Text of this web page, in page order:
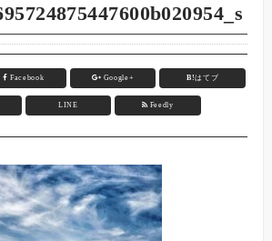
Facebook Google+ B!はてブ
LINE Feedly